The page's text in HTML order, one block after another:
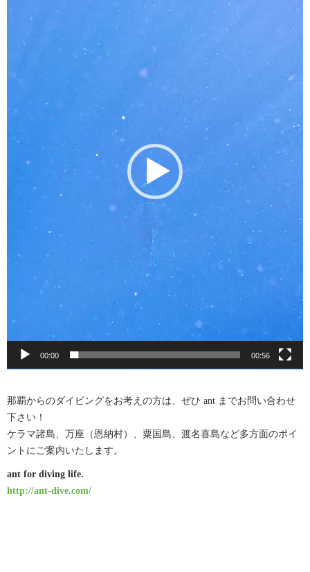
00:00 00:56
那覇からのダイビングをお考えの方は、ぜひ ant までお問い合わせ
下さい！
ケラマ諸島、万座（恩納村）、粟国島、渡名喜島など多方面のポイ
ントにご案内いたします。
ant for diving life.
http://ant-dive.com/